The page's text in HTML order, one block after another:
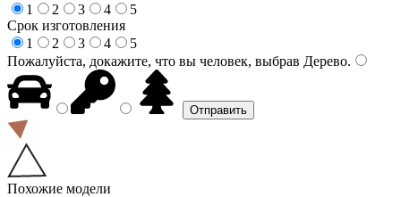
1
2 3 4
5
Срок изготовления
1
2 3 4
5
Пожалуйста, докажите, что вы человек, выбрав Дерево.
Похожие модели